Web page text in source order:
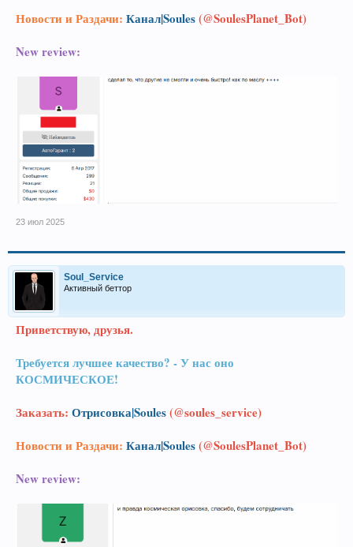
Новости и Раздачи: Канал|Soules(@SoulesPlanet_Bot)
New review:
23 июл 2025
Soul_Service
Активный беттор
Приветствую, друзья.
Требуется лучшее качество? - У нас оно
КОСМИЧЕСКОЕ!
Заказать: Отрисовка|Soules(@soules_service)
Новости и Раздачи: Канал|Soules(@SoulesPlanet_Bot)
New review: